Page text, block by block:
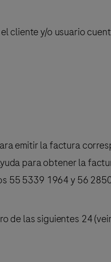
cliente y/o usuario
emitir la factura
para obtener la
55 5339 1964 y 56
de las siguientes 24